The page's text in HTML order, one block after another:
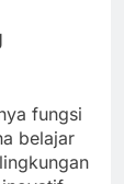
fungsi
belajar